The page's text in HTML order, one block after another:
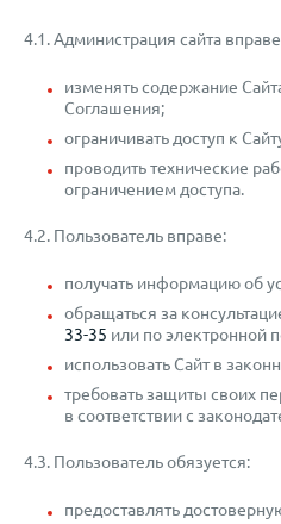
4.1. Администрация сайта
изменять содержание
Соглашения;
ограничивать доступ к
проводить технические
ограничением доступа.
4.2. Пользователь вправе:
получать информацию об
обращаться за
33-35 или по электронной
использовать Сайт в
требовать защиты своих
в соответствии с
4.3. Пользователь обязуется:
предоставлять